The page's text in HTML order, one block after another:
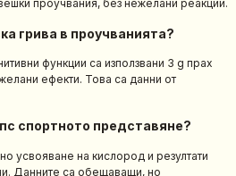
проучвания, без нежелани реакции.
грива в проучванията?
функции са използвани 3 g прах
ефекти. Това са данни от
спортното представяне?
усвояване на кислород и резултати
Данните са обещаващи, но